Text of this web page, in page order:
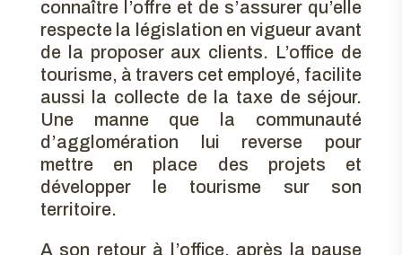
connaître l’offre et de s’assurer qu’elle
respecte la législation en vigueur avant
de la proposer aux clients. L’office de
tourisme, à travers cet employé, facilite
aussi la collecte de la taxe de séjour.
Une manne que la communauté
d’agglomération lui reverse pour
mettre en place des projets et
développer le tourisme sur son
territoire.
A son retour à l’office, après la pause